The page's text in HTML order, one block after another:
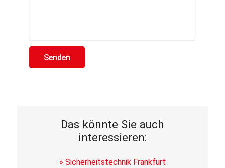
Das könnte Sie auch
interessieren:
» Sicherheitstechnik Frankfurt